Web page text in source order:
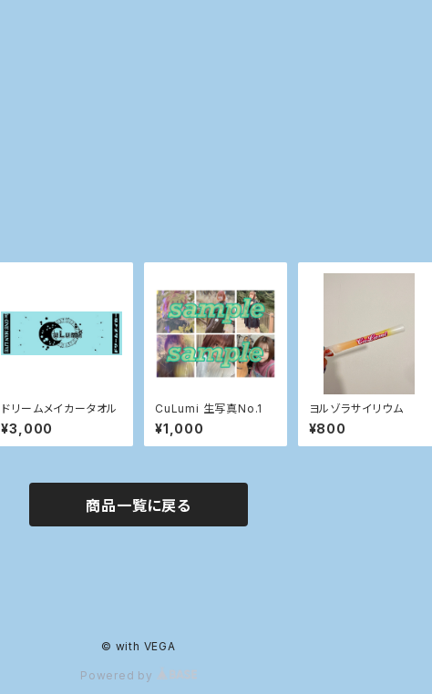
ドリームメイカータオル
¥3,000
CuLumi 生写真No.1
¥1,000
ヨルゾラサイリウム
¥800
商品一覧に戻る
© with VEGA
Powered by